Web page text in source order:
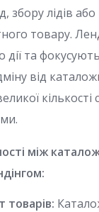
збору лідів
товару.
дії та
від
кількості
між
товарів: